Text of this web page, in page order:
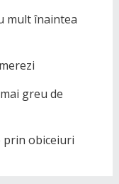
mult înaintea
greu de
prin obiceiuri